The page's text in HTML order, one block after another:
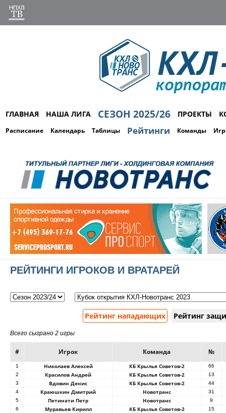
ГЛАВНАЯ НАША ЛИГА СЕЗОН 2025/26 ПРОЕКТЫ
Расписание Календарь Таблицы Рейтинги Команды
РЕЙТИНГИ ИГРОКОВ И ВРАТАРЕЙ
Рейтинг нападающих Рейтинг
Всего сыграно 2 игры
# Игрок Команда №
1 Николаев Алексей КБ Крылья Советов-2
66
2
Красилов Андрей КБ Крылья Советов-2
13
3
Вдовин Денис КБ Крылья Советов-2
44
4
Краюшкин Дмитрий Новотранс
31
5
Петинати Петр Новотранс
9
6
Муравьев Кирилл КБ Крылья Советов-2
15